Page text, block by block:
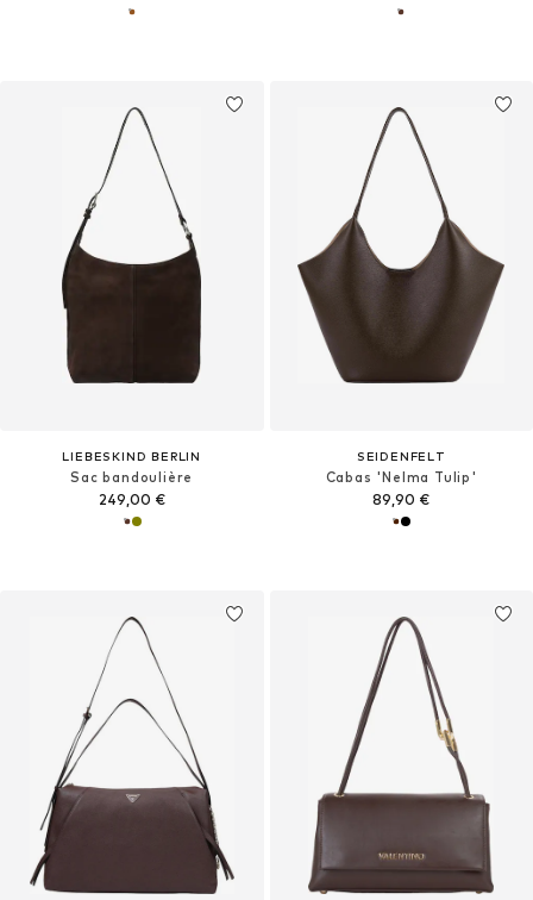
LIEBESKIND BERLIN
Sac bandoulière
249,00 €
SEIDENFELT
Cabas 'Nelma Tulip'
89,90 €